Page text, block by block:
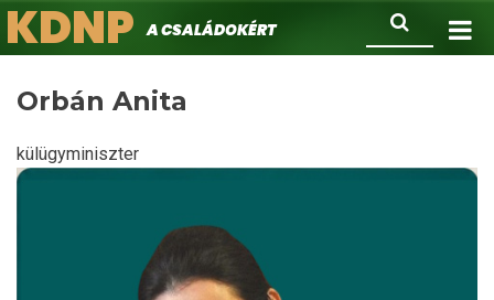
Ugrás
a
Keresés
KDNPA családokért.
Orbán Anita
külügyminiszter